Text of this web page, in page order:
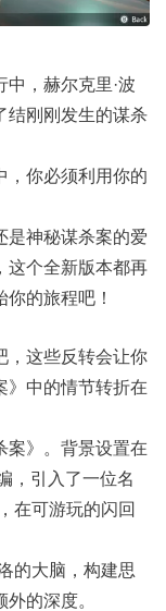
，赫尔克里·波
结刚刚发生的谋杀
，你必须利用你的
是神秘谋杀案的爱
这个全新版本都再
的旅程吧！
，这些反转会让你
》中的情节转折在
案》。背景设置在
，引入了一位名
在可游玩的闪回
的大脑，构建思
的深度。